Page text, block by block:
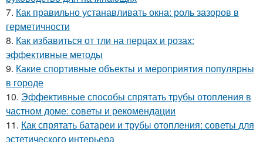
7. Как правильно устанавливать окна: роль зазоров в
герметичности
8. Как избавиться от тли на перцах и розах:
эффективные методы
9. Какие спортивные объекты и мероприятия популярны
в городе
10. Эффективные способы спрятать трубы отопления в
частном доме: советы и рекомендации
11. Как спрятать батареи и трубы отопления: советы для
эстетического интерьера